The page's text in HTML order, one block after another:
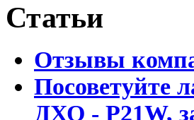
Статьи
Отзывы
Посоветуйте
ДХО - P21W,